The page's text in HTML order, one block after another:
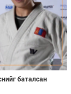
баталсан